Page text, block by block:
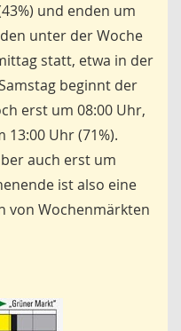
und enden um
unter der Woche
statt, etwa in der
beginnt der
erst um 08:00 Uhr,
Uhr (71%).
auch erst um
ist also eine
von Wochenmärkten